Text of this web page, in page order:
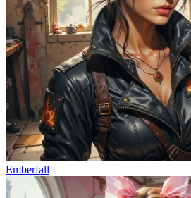
Emberfall